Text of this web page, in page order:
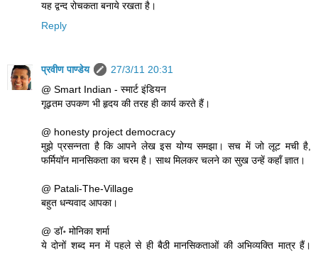
यह द्वन्द रोचकता बनाये रखता है।
Reply
प्रवीण पाण्डेय
27/3/11 20:31
@ Smart Indian - स्मार्ट इंडियन
गूढ़तम उपकण भी हृदय की तरह ही कार्य करते हैं।
@ honesty project democracy
मुझे प्रसन्नता है कि आपने लेख इस योग्य समझा। सच में जो लूट मची है,
फर्मियॉन मानसिकता का चरम है। साथ मिलकर चलने का सुख उन्हें कहाँ ज्ञात।
@ Patali-The-Village
बहुत धन्यवाद आपका।
@ डॉ॰ मोनिका शर्मा
ये दोनों शब्द मन में पहले से ही बैठी मानसिकताओं की अभिव्यक्ति मात्र हैं।